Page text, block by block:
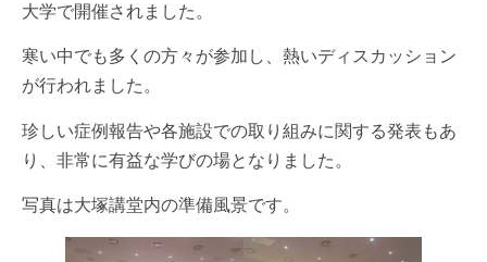
大学で開催されました。
寒い中でも多くの方々が参加し、熱いディスカッション
が行われました。
珍しい症例報告や各施設での取り組みに関する発表もあ
り、非常に有益な学びの場となりました。
写真は大塚講堂内の準備風景です。